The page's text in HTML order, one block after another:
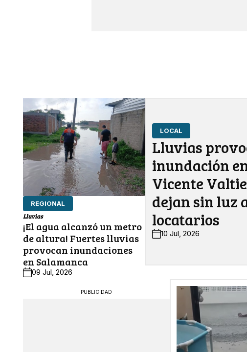
REGIONAL
Lluvias
¡El agua alcanzó un metro
de altura! Fuertes lluvias
provocan inundaciones
en Salamanca
09 Jul, 2026
LOCAL
Lluvias
inundación
Vicente
dejan sin luz
locatarios
10 Jul, 2026
PUBLICIDAD